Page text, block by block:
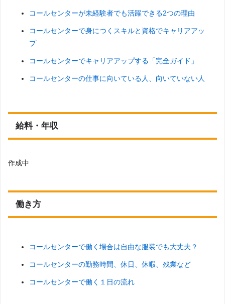
コールセンターが未経験者でも活躍できる2つの理由
コールセンターで身につくスキルと資格でキャリアアッ
プ
コールセンターでキャリアアップする「完全ガイド」
コールセンターの仕事に向いている人、向いていない人
給料・年収
作成中
働き方
コールセンターで働く場合は自由な服装でも大丈夫？
コールセンターの勤務時間、休日、休暇、残業など
コールセンターで働く１日の流れ